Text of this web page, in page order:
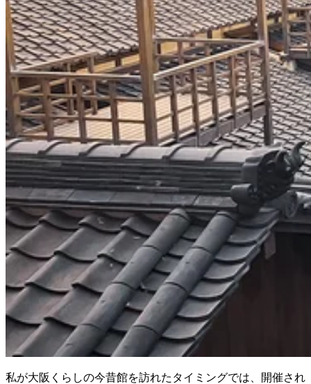
私が大阪くらしの今昔館を訪れたタイミングでは、開催され